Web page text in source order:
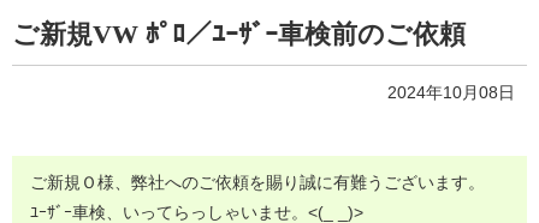
ご新規VW ﾎﾟﾛ／ﾕｰｻﾞｰ車検前のご依頼
2024年10月08日
ご新規Ｏ様、弊社へのご依頼を賜り誠に有難うございます。
ﾕｰｻﾞｰ車検、いってらっしゃいませ。<(_ _)>